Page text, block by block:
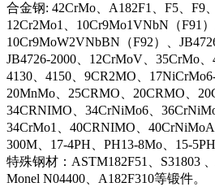
合金钢: 42CrMo、A182F1、F5、F9
12Cr2Mo1、10Cr9Mo1VNbN（F91）
10Cr9MoW2VNbBN（F92）、
JB4726-2000、12CrMoV、35CrMo、
4130、4150、9CR2MO、
20MnMo、25CRMO、20CRMO、
34CRNIMO、34CrNiMo6、
34CrMo1、40CRNIMO、40CrNiMoA
300M、17-4PH、PH13-8Mo、15-
特殊钢材：ASTM182F51、S31803 、
Monel N04400、A182F310等锻件。